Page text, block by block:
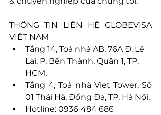
THÔNG TIN LIÊN HỆ GLOBEVISA
VIỆT NAM
Tầng 14, Toà nhà AB, 76A Đ. Lê
Lai, P. Bến Thành, Quận 1, TP.
HCM.
Tầng 4, Toà nhà Viet Tower, Số
01 Thái Hà, Đống Đa, TP. Hà Nội.
Hotline: 0936 484 686